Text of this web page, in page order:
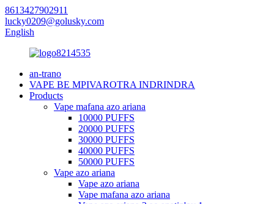
8613427902911
lucky0209@golusky.com
English
an-trano
VAPE BE MPIVAROTRA INDRINDRA
Products
Vape mafana azo ariana
10000 PUFFS
20000 PUFFS
30000 PUFFS
40000 PUFFS
50000 PUFFS
Vape azo ariana
Vape azo ariana
Vape mafana azo ariana